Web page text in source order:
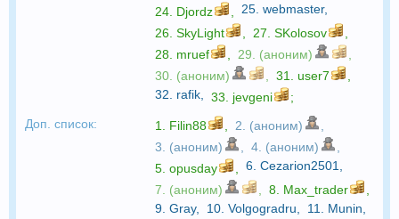
24. Djordz 25. webmaster,
26. SkyLight 27. SKolosov
28. mruef 29. (аноним)
30. (аноним)
31. user7
32. rafik 33. jevgeni
;
Доп. список:
1. Filin88 2. (аноним)
3. (аноним)
4. (аноним)
5. opusday 6. Cezarion2501
7. (аноним)
8. Max_trader
9. Gray, 10. Volgogradru 11. Munin